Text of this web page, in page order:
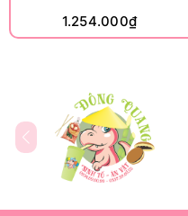
1.254.000₫